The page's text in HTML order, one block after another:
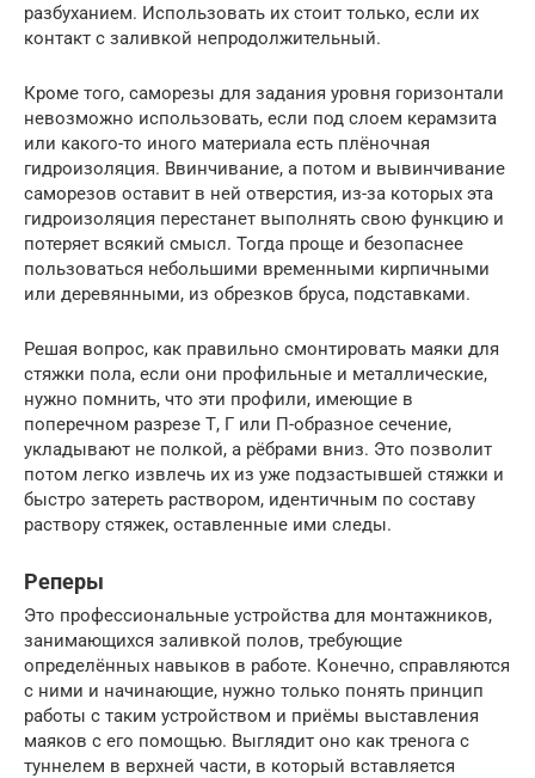
разбуханием. Использовать их стоит только, если их
контакт с заливкой непродолжительный.
Кроме того, саморезы для задания уровня горизонтали
невозможно использовать, если под слоем керамзита
или какого-то иного материала есть плёночная
гидроизоляция. Ввинчивание, а потом и вывинчивание
саморезов оставит в ней отверстия, из-за которых эта
гидроизоляция перестанет выполнять свою функцию и
потеряет всякий смысл. Тогда проще и безопаснее
пользоваться небольшими временными кирпичными
или деревянными, из обрезков бруса, подставками.
Решая вопрос, как правильно смонтировать маяки для
стяжки пола, если они профильные и металлические,
нужно помнить, что эти профили, имеющие в
поперечном разрезе Т, Г или П-образное сечение,
укладывают не полкой, а рёбрами вниз. Это позволит
потом легко извлечь их из уже подзастывшей стяжки и
быстро затереть раствором, идентичным по составу
раствору стяжек, оставленные ими следы.
Реперы
Это профессиональные устройства для монтажников,
занимающихся заливкой полов, требующие
определённых навыков в работе. Конечно, справляются
с ними и начинающие, нужно только понять принцип
работы с таким устройством и приёмы выставления
маяков с его помощью. Выглядит оно как тренога с
туннелем в верхней части, в который вставляется